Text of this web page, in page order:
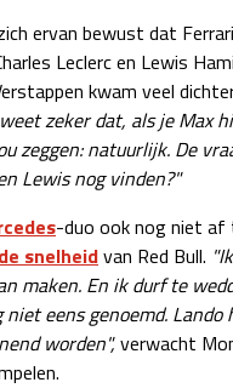
ervan bewust dat
Leclerc en Lewis
kwam veel
zeker dat, als je Max
zeggen: natuurlijk. De
Lewis nog vinden?"
-duo ook nog niet af
snelheidvan Red Bull.
maken. En ik durf te
niet eens genoemd.
worden",verwacht